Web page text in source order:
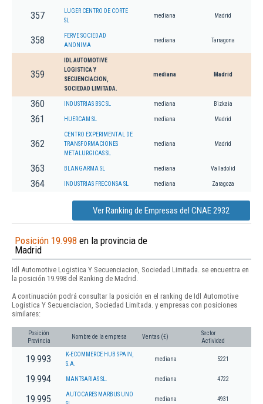
357
LUGER CENTRO DE CORTE
SL
mediana Madrid
358
FERVE SOCIEDAD
ANONIMA
mediana Tarragona
359
IDL AUTOMOTIVE
LOGISTICA Y
SECUENCIACION,
SOCIEDAD LIMITADA.
mediana Madrid
360 INDUSTRIAS BSC SL mediana Bizkaia
361 HUERCAM SL mediana Madrid
362
CENTRO EXPERIMENTAL DE
TRANSFORMACIONES
METALURGICAS SL
mediana Madrid
363 BLANGARMA SL mediana Valladolid
364 INDUSTRIAS FRECONSA SL mediana Zaragoza
Ver Ranking de Empresas del CNAE 2932
Posición 19.998 en la provincia de
Madrid
Idl Automotive Logistica Y Secuenciacion, Sociedad Limitada. se encuentra en
la posición 19.998 del Ranking de Madrid.
A continuación podrá consultar la posición en el ranking de Idl Automotive
Logistica Y Secuenciacion, Sociedad Limitada. y empresas con posiciones
similares:
Posición
Provincia
Nombre de la empresa Ventas (€)
Sector
Actividad
19.993
K-ECOMMERCE HUB SPAIN,
S.A.
mediana 5221
19.994 MANTSARIAS SL. mediana 4722
19.995
AUTOCARES MARBUS UNO
mediana 4931